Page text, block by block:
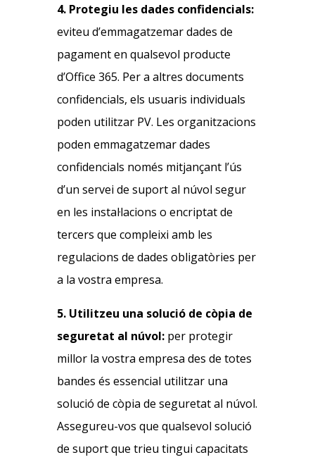
4. Protegiu les dades confidencials:
eviteu d’emmagatzemar dades de
pagament en qualsevol producte
d’Office 365. Per a altres documents
confidencials, els usuaris individuals
poden utilitzar PV. Les organitzacions
poden emmagatzemar dades
confidencials només mitjançant l’ús
d’un servei de suport al núvol segur
en les instal·lacions o encriptat de
tercers que compleixi amb les
regulacions de dades obligatòries per
a la vostra empresa.
5. Utilitzeu una solució de còpia de
seguretat al núvol:per protegir
millor la vostra empresa des de totes
bandes és essencial utilitzar una
solució de còpia de seguretat al núvol.
Assegureu-vos que qualsevol solució
de suport que trieu tingui capacitats